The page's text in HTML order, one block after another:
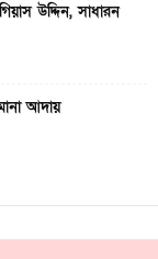
উদ্দিন, সাধারন
আদায়